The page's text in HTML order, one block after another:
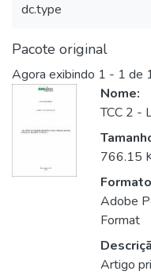
dc.type
Pacote original
Agora exibindo 1 - 1 de
Nome:
TCC 2 -
766.15
Adobe
Format
Artigo